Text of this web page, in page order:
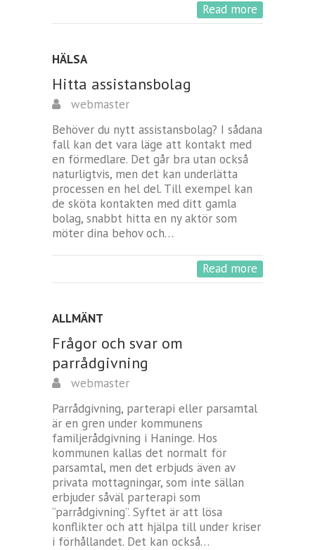
Read more
HÄLSA
Hitta assistansbolag
webmaster
Behöver du nytt assistansbolag? I sådana
fall kan det vara läge att kontakt med
en förmedlare. Det går bra utan också
naturligtvis, men det kan underlätta
processen en hel del. Till exempel kan
de sköta kontakten med ditt gamla
bolag, snabbt hitta en ny aktör som
möter dina behov och…
Read more
ALLMÄNT
Frågor och svar om
parrådgivning
webmaster
Parrådgivning, parterapi eller parsamtal
är en gren under kommunens
familjerådgivning i Haninge. Hos
kommunen kallas det normalt för
parsamtal, men det erbjuds även av
privata mottagningar, som inte sällan
erbjuder såväl parterapi som
”parrådgivning”. Syftet är att lösa
konflikter och att hjälpa till under kriser
i förhållandet. Det kan också…